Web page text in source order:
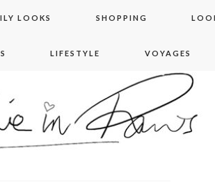
LOOKS SHOPPING
LIFESTYLE VOYAGES